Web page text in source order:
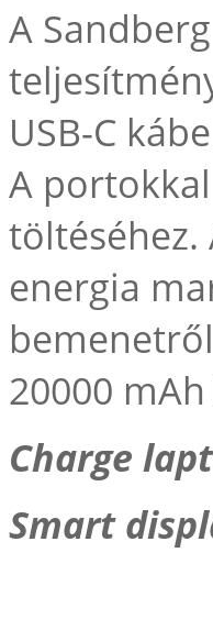
A
USB-C
A
energia
20000
Charge
Smart